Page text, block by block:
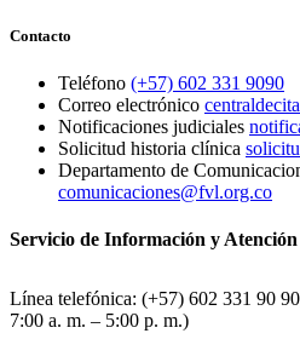
Contacto
Teléfono (+57) 602 331 9090
Correo electrónico
Notificaciones judiciales
Solicitud historia clínica
Departamento de
comunicaciones@fvl.org.co
Servicio de Información y
Línea telefónica: (+57) 602 331 90
7:00 a. m. – 5:00 p. m.)